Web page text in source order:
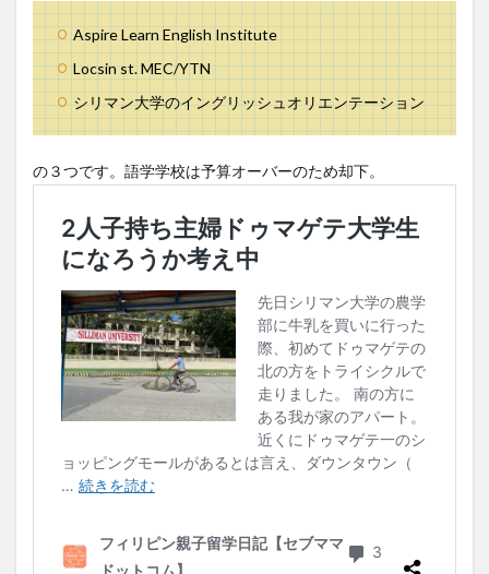
Aspire Learn English Institute
Locsin st. MEC/YTN
シリマン大学のイングリッシュオリエンテーション
の３つです。語学学校は予算オーバーのため却下。